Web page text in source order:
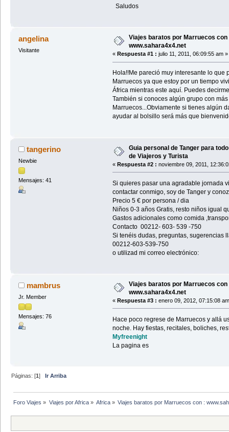
Saludos
angelina
Visitante
Viajes baratos por Marruecos con
www.sahara4x4.net
« Respuesta #1 : julio 11, 2011, 06:09:55 am »
Hola!!Me pareció muy interesante lo que
Marruecos ya que estoy por un tiempo
África mientras este aquí. Puedes
También si conoces algún grupo con
Marruecos...Obviamente si tienes algún
ayudar al bolsillo será más que
tangerino
Newbie
Mensajes: 41
Guia personal de Tanger para
de Viajeros y Turista
« Respuesta #2 : noviembre 09, 2011,
Si quieres pasar una agradable jornada
contactar conmigo, soy de Tanger y
Precio 5 € por persona / dia
Niños 0-3 años Gratis, resto niños igual
Gastos adicionales como comida
Contacto 00212- 603- 539 -750
Si tenéis dudas, preguntas, sugerencias
00212-603-539-750
o utilizad mi correo electrónico:
mambrus
Jr. Member
Mensajes: 76
Viajes baratos por Marruecos con
www.sahara4x4.net
« Respuesta #3 : enero 09, 2012, 07:15:08
Hace poco regrese de Marruecos y allá
noche. Hay fiestas, recitales, boliches,
Myfreenight
La pagina es
Páginas: [1]Ir Arriba
Foro Viajes » Viajes por Africa» Africa» Viajes baratos por Marruecos con :